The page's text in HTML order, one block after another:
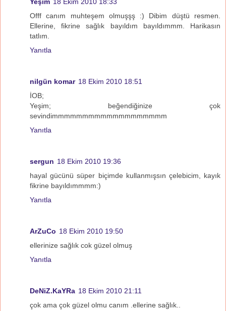
Offf canım muhteşem olmuşşş :) Dibim düştü resmen.
Ellerine, fikrine sağlık bayıldım bayıldımmm. Harikasın
tatlım.
Yanıtla
nilgün komar 18 Ekim 2010 18:51
İOB;
Yeşim; beğendiğinize çok
sevindimmmmmmmmmmmmmmmmmmm
Yanıtla
sergun 18 Ekim 2010 19:36
hayal gücünü süper biçimde kullanmışsın çelebicim, kayık
fikrine bayıldımmmm:)
Yanıtla
ArZuCo 18 Ekim 2010 19:50
ellerinize sağlık cok güzel olmuş
Yanıtla
DeNiZ.KaYRa 18 Ekim 2010 21:11
çok ama çok güzel olmu canım .ellerine sağlık..